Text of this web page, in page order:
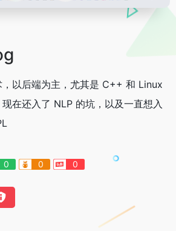
以后端为主，尤其是 C++ 和 Linux
在还入了 NLP 的坑，以及一直想入
0 0 0